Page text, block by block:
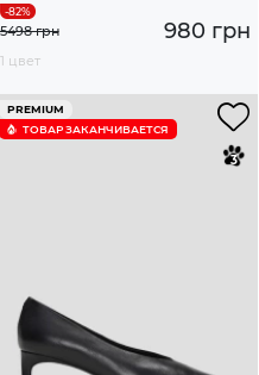
980 грн
5498 грн
1 цвет
PREMIUM
ТОВАР ЗАКАНЧИВАЕТСЯ